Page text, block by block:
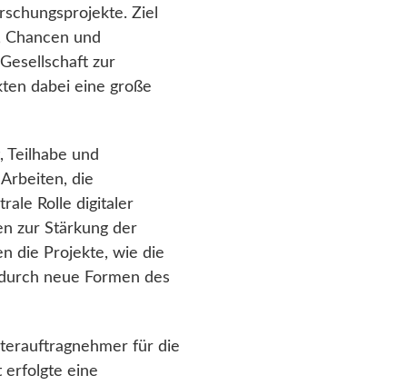
Ziel
und
zur
dabei eine große
und
die
Rolle digitaler
zur Stärkung der
die Projekte, wie die
neue Formen des
für die
erfolgte eine